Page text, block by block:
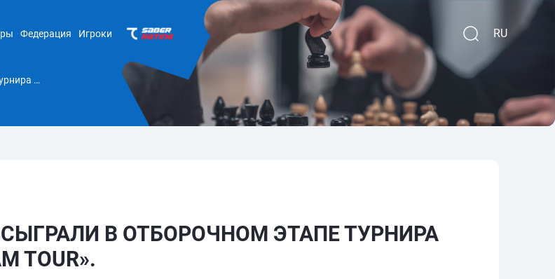
Федерация Игроки RU
Абдусатторов и Синдаров сыграли в отборочном этапе турнира «Freestyle Chess Grand Slam Tour».
В ОТБОРОЧНОМ ЭТАПЕ ТУРНИРА
TOUR».